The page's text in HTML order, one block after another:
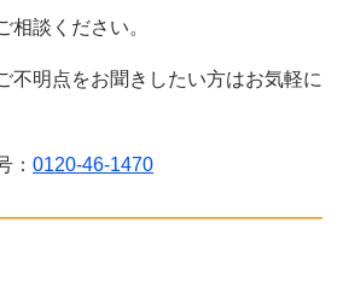
相談ください。
不明点をお聞きしたい方はお気軽に
： 0120-46-1470